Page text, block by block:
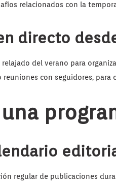
relacionados con la
directo
del verano para
con seguidores,
una
regular de publicaciones